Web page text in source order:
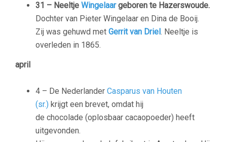
31 – Neeltje Wingelaargeboren te Hazerswoude.
Dochter van Pieter Wingelaar en Dina de Booij.
Zij was gehuwd met Gerrit van Driel. Neeltje is
overleden in 1865.
april
4 – De Nederlander Casparus van Houten
(sr.) krijgt een brevet, omdat hij
de chocolade (oplosbaar cacaopoeder) heeft
uitgevonden.